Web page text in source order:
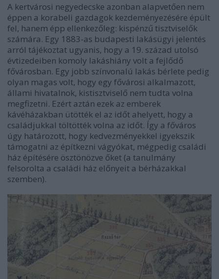
A kertvárosi negyedecske azonban alapvetően nem
éppen a korabeli gazdagok kezdeményezésére épült
fel, hanem épp ellenkezőleg: kispénzű tisztviselők
számára. Egy 1883-as budapesti lakásügyi jelentés
arról tájékoztat ugyanis, hogy a 19. század utolsó
évtizedeiben komoly lakáshiány volt a fejlődő
fővárosban. Egy jobb színvonalú lakás bérlete pedig
olyan magas volt, hogy egy fővárosi alkalmazott,
állami hivatalnok, kistisztviselő nem tudta volna
megfizetni. Ezért aztán ezek az emberek
kávéházakban ütötték el az időt ahelyett, hogy a
családjukkal töltötték volna az időt. Így a főváros
úgy határozott, hogy kedvezményekkel igyekszik
támogatni az építkezni vágyókat, mégpedig családi
ház építésére ösztönözve őket (a tanulmány
felsorolta a családi ház előnyeit a bérházakkal
szemben).